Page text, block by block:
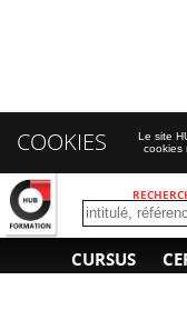
CURSUS
COOKIES
Le site
cookies